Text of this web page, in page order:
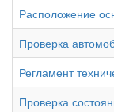
Расположение
Проверка
Регламент
Проверка